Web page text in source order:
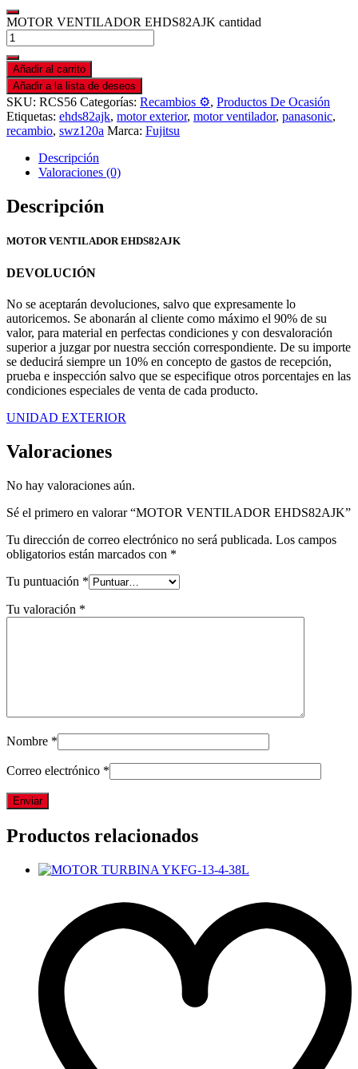
MOTOR VENTILADOR EHDS82AJK cantidad
Añadir al carrito
Añadir a la lista de deseos
SKU: RCS56 Categorías: Recambios ⚙️, Productos De Ocasión
Etiquetas: ehds82ajk, motor exterior, motor ventilador, panasonic,
recambio, swz120a Marca: Fujitsu
Descripción
Valoraciones (0)
Descripción
MOTOR VENTILADOR EHDS82AJK
DEVOLUCIÓN
No se aceptarán devoluciones, salvo que expresamente lo
autoricemos. Se abonarán al cliente como máximo el 90% de su
valor, para material en perfectas condiciones y con desvaloración
superior a juzgar por nuestra sección correspondiente. De su importe
se deducirá siempre un 10% en concepto de gastos de recepción,
prueba e inspección salvo que se especifique otros porcentajes en las
condiciones especiales de venta de cada producto.
UNIDAD EXTERIOR
Valoraciones
No hay valoraciones aún.
Sé el primero en valorar “MOTOR VENTILADOR EHDS82AJK”
Tu dirección de correo electrónico no será publicada. Los campos
obligatorios están marcados con *
Tu puntuación *
Tu valoración *
Nombre *
Correo electrónico *
Productos relacionados